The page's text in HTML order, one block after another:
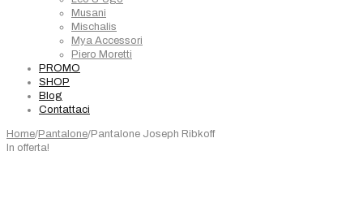
Musani
Mischalis
Mya Accessori
Piero Moretti
PROMO
SHOP
Blog
Contattaci
Home/Pantalone/Pantalone Joseph Ribkoff
In offerta!